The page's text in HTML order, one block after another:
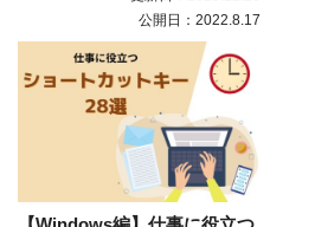
公開日：2022.8.17